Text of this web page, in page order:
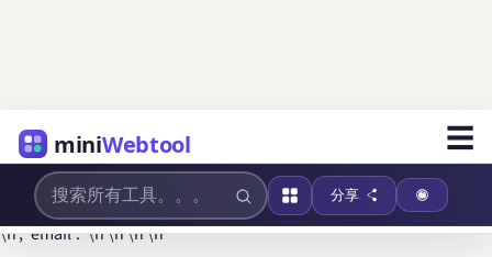
\n', 'email': '\n \n \n \n
miniWebtool ☰
分享